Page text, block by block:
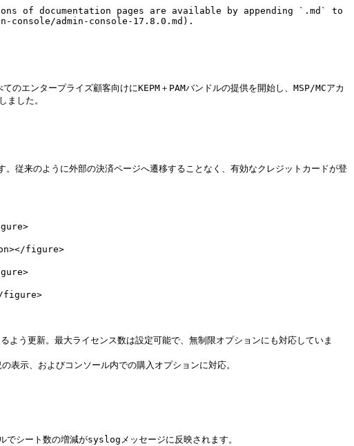
of documentation pages are available by appending `.md` to
admin-console-17.8.0.md).
ンタープライズ顧客向けにKEPM＋PAMバンドルの提供を開始し、MSP/MCアカ
した。
来のように外部の決済ページへ遷移することなく、有効なクレジットカードが登
figure>
figure>
う更新。最大ライセンス数は設定可能で、無制限オプションにも対応していま
、およびコンソール内での購入オプションに対応。
シート数の増減がsyslogメッセージに反映されます。